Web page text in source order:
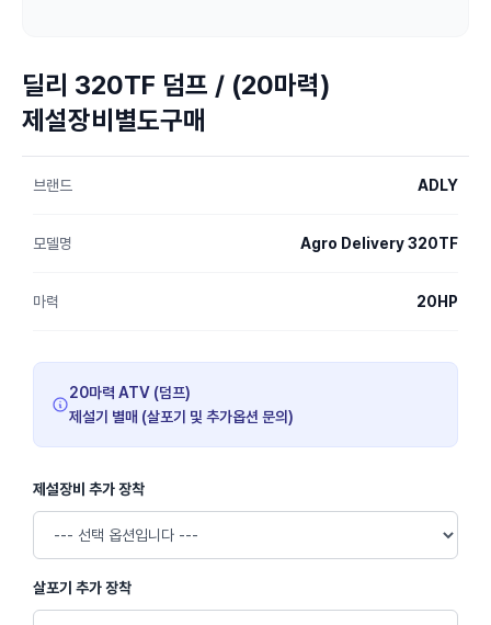
딜리 320TF 덤프 / (20마력)
제설장비별도구매
브랜드 ADLY
모델명 Agro Delivery 320TF
마력 20HP
20마력 ATV (덤프)
제설기 별매 (살포기 및 추가옵션 문의)
제설장비 추가 장착
살포기 추가 장착